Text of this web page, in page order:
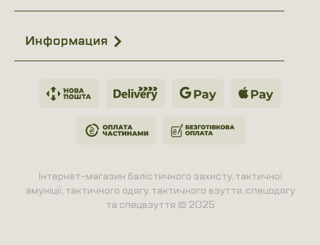
Информация
Інтернет-магазин балістичного захисту, тактичної
амуніції, тактичного одягу, тактичного взуття, спецодягу
та спецвзуття © 2025